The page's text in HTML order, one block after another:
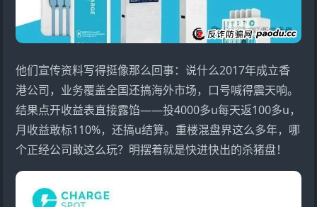
他们宣传资料写得挺像那么回事：说什么2017年成立香
港公司，业务覆盖全国还搞海外市场，口号喊得震天响。
结果点开收益表直接露馅——投4000多u每天返100多u，
月收益敢标110%，还搞u结算。重楼混盘界这么多年，哪
个正经公司敢这么玩？明摆着就是快进快出的杀猪盘！